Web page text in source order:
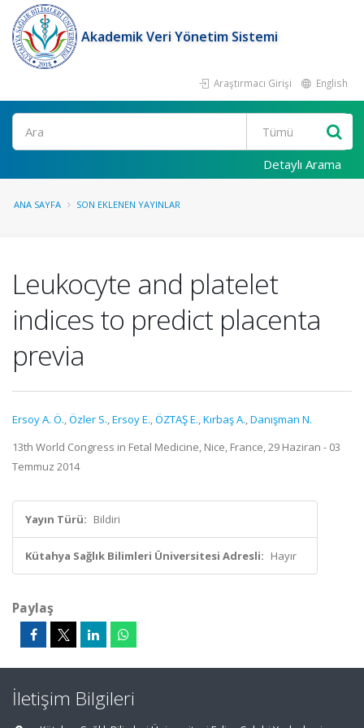
Akademik Veri Yönetim Sistemi
Araştırmacı Girişi English
Ara
Detaylı Arama
ANA SAYFA SON EKLENEN YAYINLAR
Leukocyte and platelet
indices to predict placenta
previa
Ersoy A. Ö.,Özler S.,Ersoy E.,ÖZTAŞ E.,Kırbaş A.,Danışman N.
13th World Congress in Fetal Medicine, Nice, France, 29 Haziran - 03
Temmuz 2014
Yayın Türü: Bildiri
Kütahya Sağlık Bilimleri Üniversitesi Adresli: Hayır
Paylaş
İletişim Bilgileri